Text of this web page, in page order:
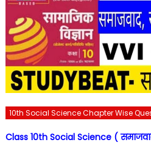
10th Social Science Chapter Wise
Class 10th Social Science (